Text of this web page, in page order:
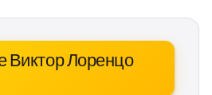
Виктор Лоренцо